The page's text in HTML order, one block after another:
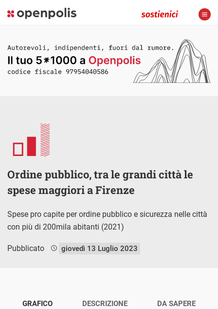
Ordine pubblico, tra le grandi città le
spese maggiori a Firenze
Spese pro capite per ordine pubblico e sicurezza nelle città
con più di 200mila abitanti (2021)
Pubblicato giovedì 13 Luglio 2023
GRAFICO DESCRIZIONE DA SAPERE